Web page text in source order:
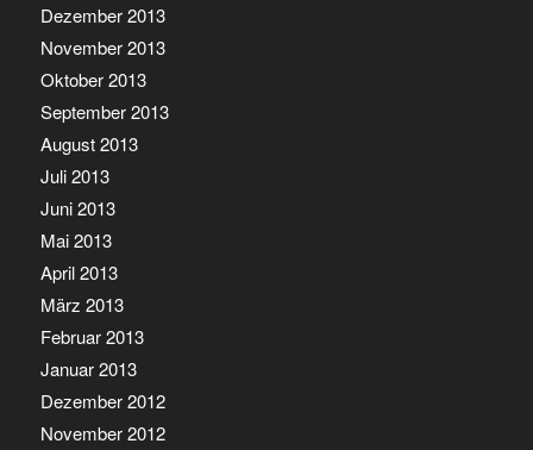
Dezember 2013
November 2013
Oktober 2013
September 2013
August 2013
Juli 2013
Juni 2013
Mai 2013
April 2013
März 2013
Februar 2013
Januar 2013
Dezember 2012
November 2012